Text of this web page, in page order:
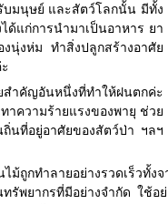
มนุษย์ และสัตว์โลกนั้น มีทั้ง
ด้แก่การนำมาเป็นอาหาร ยา
นุ่งห่ม ทำสิ่งปลูกสร้างอาศัย
สำคัญอันหนึ่งที่ทำให้ฝนตกค่ะ
าความร้ายแรงของพายุ ช่วย
นที่อยู่อาศัยของสัตว์ป่า ฯลฯ
ม้ถูกทำลายอย่างรวดเร็วทั้
รัพยากรที่มีอย่างจำกัด ใช้อ